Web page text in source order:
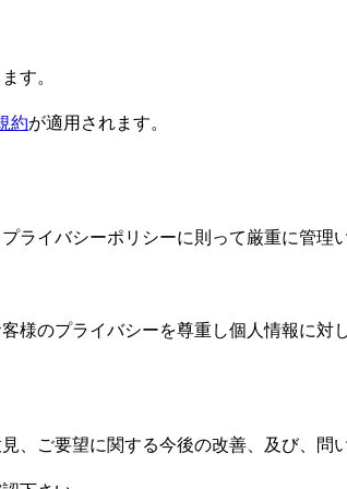
す。
約が適用されます。
ライバシーポリシーに則って厳重に管理
様のプライバシーを尊重し個人情報に対
、ご要望に関する今後の改善、及び、問